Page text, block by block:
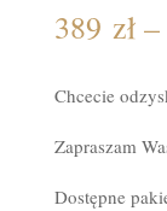
389 zł –
Chcecie
Zapraszam
Dostępne